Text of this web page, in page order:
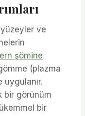
ve
şömine
(plazma
bir görünüm
bir